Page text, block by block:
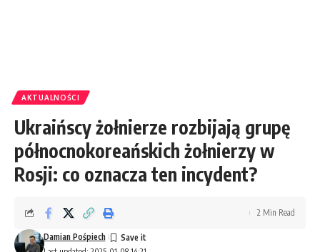
AKTUALNOŚCI
Ukraińscy żołnierze rozbijają grupę
północnokoreańskich żołnierzy w
Rosji: co oznacza ten incydent?
Damian Pośpiech
2 Min Read